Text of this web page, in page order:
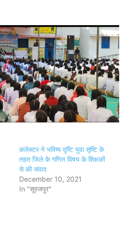
कलेक्टर ने भविष्य दृष्टि युवा सृष्टि के
तहत जिले के गणित विषय के शिक्षकों
से की संवाद
December 10, 2021
In "सूरजपुर"